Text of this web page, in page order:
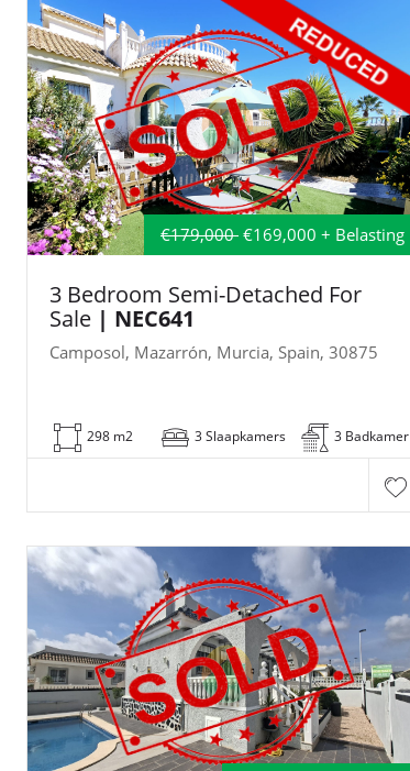
€179,000 €169,000 + Belasting
3 Bedroom Semi-Detached For
Sale | NEC641
Camposol, Mazarrón, Murcia, Spain, 30875
298 m2 3 Slaapkamers 3 Badkamer